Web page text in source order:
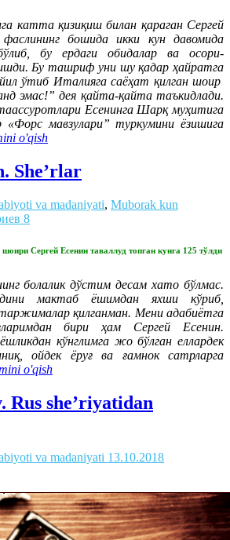
қизиқиш билан қараган Сергей
бошида икки кун давомида
бу ердаги обидалар ва осори-
Бу ташриф уни шу қадар ҳайратга
ўтиб Италияга саёҳат қилган шоир
эмас!” дея қайта-қайта таъкидлади.
Есенинга Шарқ муҳитига
мавзулари” туркумини ёзишига
o'qish
She’rlar
va madaniyati, Muborak kun
8
Сергей Есенин таваллуд топган кунга 125 тўлди
болалик дўстим десам хато бўлмас.
мактаб ёшимдан яхши кўриб,
қилганман. Мени адабиётга
бири ҳам Сергей Есенин.
кўнглимга жо бўлган еллардек
ойдек ёруғ ва ғамнок сатрларга
o'qish
Rus she’riyatidan
va madaniyati 13.10.2018